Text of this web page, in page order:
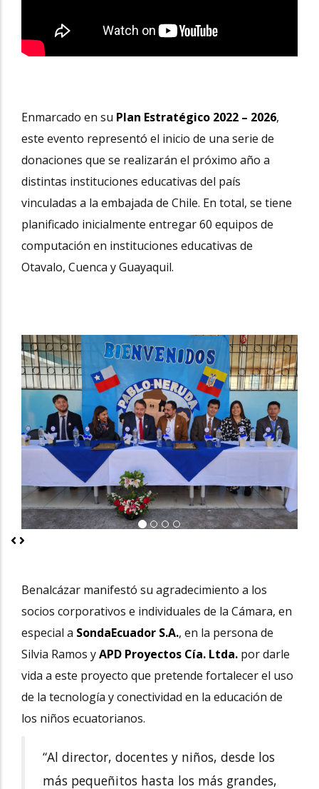
Enmarcado en su Plan Estratégico 2022 – 2026,
este evento representó el inicio de una serie de
donaciones que se realizarán el próximo año a
distintas instituciones educativas del país
vinculadas a la embajada de Chile. En total, se tiene
planificado inicialmente entregar 60 equipos de
computación en instituciones educativas de
Otavalo, Cuenca y Guayaquil.
Previous
Benalcázar manifestó su agradecimiento a los
socios corporativos e individuales de la Cámara, en
especial a SondaEcuador S.A., en la persona de
Silvia Ramos yAPD Proyectos Cía. Ltda. por darle
vida a este proyecto que pretende fortalecer el uso
de la tecnología y conectividad en la educación de
los niños ecuatorianos.
“Al director, docentes y niños, desde los
más pequeñitos hasta los más grandes,